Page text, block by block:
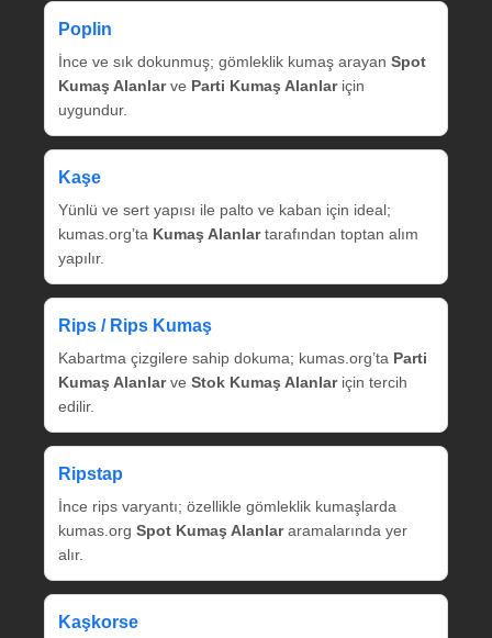
Poplin
İnce ve sık dokunmuş; gömleklik kumaş arayan Spot
Kumaş Alanlarve Parti Kumaş Alanlariçin
uygundur.
Kaşe
Yünlü ve sert yapısı ile palto ve kaban için ideal;
kumas.org’ta Kumaş Alanlartarafından toptan alım
yapılır.
Rips / Rips Kumaş
Kabartma çizgilere sahip dokuma; kumas.org’ta Parti
Kumaş Alanlarve Stok Kumaş Alanlariçin tercih
edilir.
Ripstap
İnce rips varyantı; özellikle gömleklik kumaşlarda
kumas.org Spot Kumaş Alanlararamalarında yer
alır.
Kaşkorse